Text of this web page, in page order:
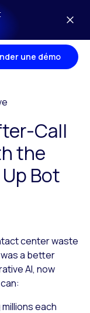
une démo
Call
the
Bot
center waste
a better
AI, now
each